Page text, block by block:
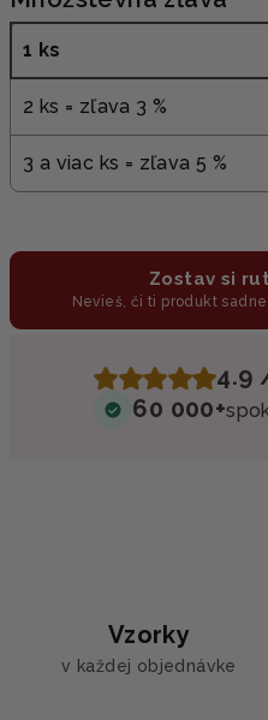
1 ks
2 ks = zľava 3 %
3 a viac ks = zľava 5 %
Zostav si
Nevieš, či ti produkt
4.9
60 000+
Vzorky
v každej objednávke